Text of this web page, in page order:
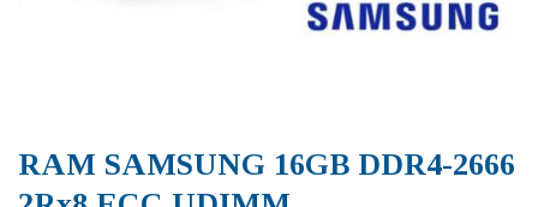
RAM SAMSUNG 16GB DDR4-2666